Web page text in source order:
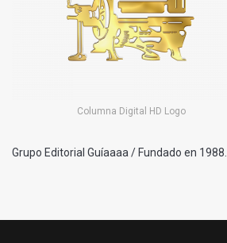
Columna Digital HD Logo
Grupo Editorial Guíaaaa / Fundado en 1988.